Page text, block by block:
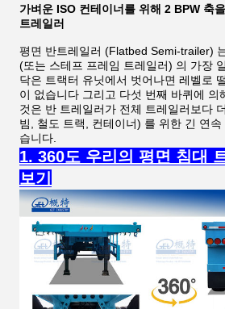
가벼운 ISO 컨테이너를 위해 2 BPW 축
트레일러
평면 반트레일러 (Flatbed Semi-trailer)
(또는 스테프 프레임 트레일러) 의 가장
닥은 트랙터 유닛에서 벗어나면 레벨로
이 없습니다 그리고 다섯 번째 바퀴에 의
것은 반 트레일러가 전체 트레일러보다
빔, 철도 트랙, 컨테이너) 를 위한 긴 연
습니다.
1. 360도 우리의 평면 침대
보기